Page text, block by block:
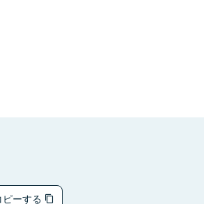
ーする